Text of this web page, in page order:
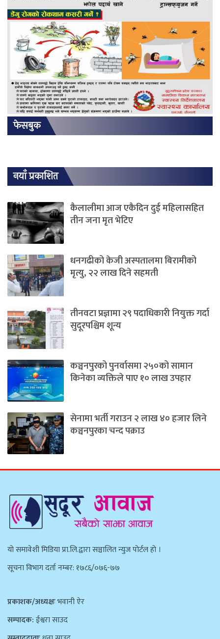
फेसबुक
नयाँ प्रकाशित
कैलालीमा आज एकैदिन दुई महिलासहित
तीन जना मृत भेटिए
धनगढीको केजी अस्पतालमा बिरामीको
मृत्यु, २२ लाख दिने सहमती
तीनवटा प्रज्ञामा २९ पदाधिकारी नियुक्त गर्दा
सुदूरपश्चिम शून्य
कञ्चनपुरको पुनर्वासमा २५०को सामान
किनेका व्यक्तिले पाए १० लाख उपहार
सेनामा भर्ती गराउन २ लाख ४० हजार लिने
कञ्चनपुरका चन्द पक्राउ
याे समावेशी मिडिया प्रा.लि.द्वारा सञ्चालित न्युज पाेर्टल हाे ।
सूचना विभाग दर्ता नम्बर: १७८६/०७६-७७
प्रकाशक/अध्यक्षःभवानी ऐर
सम्पादक:ईश्वरा साउद